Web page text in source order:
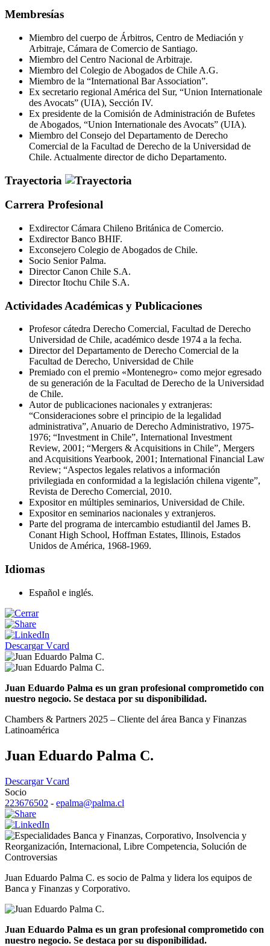
Membresías
Miembro del cuerpo de Árbitros, Centro de Mediación y
Arbitraje, Cámara de Comercio de Santiago.
Miembro del Centro Nacional de Arbitraje.
Miembro del Colegio de Abogados de Chile A.G.
Miembro de la “International Bar Association”.
Ex secretario regional América del Sur, “Union Internationale
des Avocats” (UIA), Sección IV.
Ex presidente de la Comisión de Administración de Bufetes
de Abogados, “Union Internationale des Avocats” (UIA).
Miembro del Consejo del Departamento de Derecho
Comercial de la Facultad de Derecho de la Universidad de
Chile. Actualmente director de dicho Departamento.
Trayectoria
Carrera Profesional
Exdirector Cámara Chileno Británica de Comercio.
Exdirector Banco BHIF.
Exconsejero Colegio de Abogados de Chile.
Socio Senior Palma.
Director Canon Chile S.A.
Director Itochu Chile S.A.
Actividades Académicas y Publicaciones
Profesor cátedra Derecho Comercial, Facultad de Derecho
Universidad de Chile, académico desde 1974 a la fecha.
Director del Departamento de Derecho Comercial de la
Facultad de Derecho, Universidad de Chile
Premiado con el premio «Montenegro» como mejor egresado
de su generación de la Facultad de Derecho de la Universidad
de Chile.
Autor de publicaciones nacionales y extranjeras:
“Consideraciones sobre el principio de la legalidad
administrativa”, Anuario de Derecho Administrativo, 1975-
1976; “Investment in Chile”, International Investment
Review, 2001; “Mergers & Acquisitions in Chile”, Mergers
and Acquisitions Yearbook, 2001; International Financial Law
Review; “Aspectos legales relativos a información
privilegiada en conformidad a la legislación chilena vigente”,
Revista de Derecho Comercial, 2010.
Expositor en múltiples seminarios, Universidad de Chile.
Expositor en seminarios nacionales y extranjeros.
Parte del programa de intercambio estudiantil del James B.
Conant High School, Hoffman Estates, Illinois, Estados
Unidos de América, 1968-1969.
Idiomas
Español e inglés.
Descargar Vcard
Juan Eduardo Palma es un gran profesional comprometido con
nuestro negocio. Se destaca por su disponibilidad.
Chambers & Partners 2025 – Cliente del área Banca y Finanzas
Latinoamérica
Juan Eduardo Palma C.
Descargar Vcard
Socio
223676502 - epalma@palma.cl
Banca y Finanzas, Corporativo, Insolvencia y
Reorganización, Internacional, Libre Competencia, Solución de
Controversias
Juan Eduardo Palma C. es socio de Palma y lidera los equipos de
Banca y Finanzas y Corporativo.
Juan Eduardo Palma es un gran profesional comprometido con
nuestro negocio. Se destaca por su disponibilidad.